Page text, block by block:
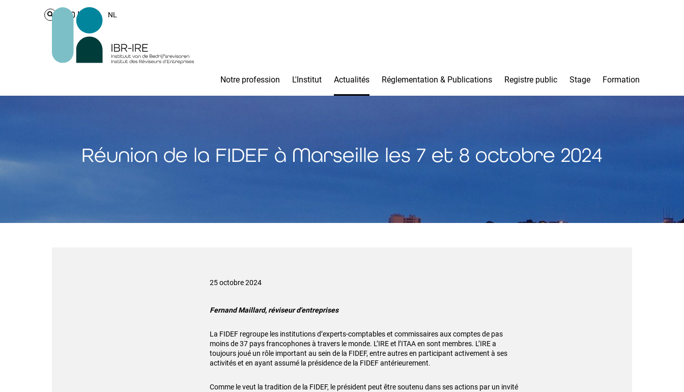
Login NL
Notre profession L'Institut Actualités Réglementation & Publications Registre public Stage Formation
Réunion de la FIDEF à Marseille les 7 et 8 octobre 2024
25 octobre 2024
Fernand Maillard, réviseur d'entreprises
La FIDEF regroupe les institutions d’experts-comptables et commissaires aux comptes de pas
moins de 37 pays francophones à travers le monde. L’IRE et l’ITAA en sont membres. L’IRE a
toujours joué un rôle important au sein de la FIDEF, entre autres en participant activement à ses
activités et en ayant assumé la présidence de la FIDEF antérieurement.
Comme le veut la tradition de la FIDEF, le président peut être soutenu dans ses actions par un invité